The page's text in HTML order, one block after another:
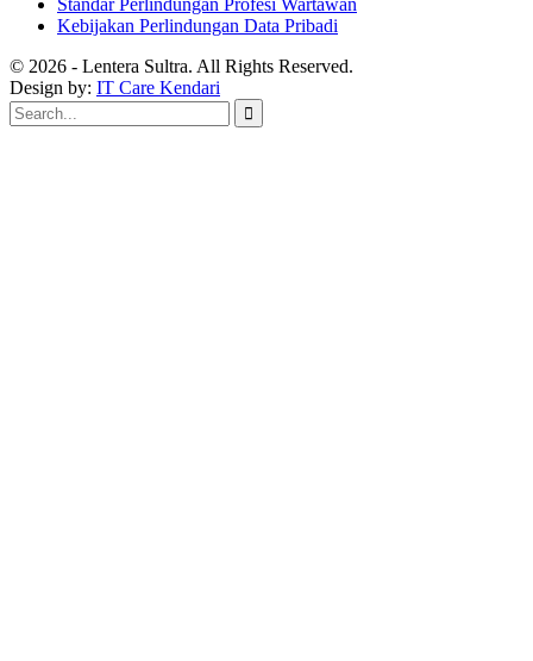
Standar Perlindungan Profesi Wartawan
Kebijakan Perlindungan Data Pribadi
© 2026 - Lentera Sultra. All Rights Reserved.
Design by: IT Care Kendari